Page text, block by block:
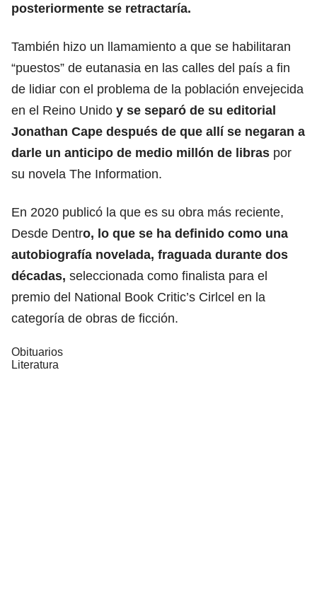
posteriormente se retractaría.
También hizo un llamamiento a que se habilitaran
“puestos” de eutanasia en las calles del país a fin
de lidiar con el problema de la población envejecida
en el Reino Unido y se separó de su editorial
Jonathan Cape después de que allí se negaran a
darle un anticipo de medio millón de libras por
su novela The Information.
En 2020 publicó la que es su obra más reciente,
Desde Dentro, lo que se ha definido como una
autobiografía novelada, fraguada durante dos
décadas, seleccionada como finalista para el
premio del National Book Critic’s Cirlcel en la
categoría de obras de ficción.
Obituarios
Literatura